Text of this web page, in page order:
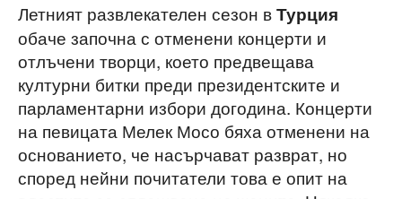
Летният развлекателен сезон вТурция
обаче започна с отменени концерти и
отлъчени творци, което предвещава
културни битки преди президентските и
парламентарни избори догодина. Концерти
на певицата Мелек Мосо бяха отменени на
основанието, че насърчават разврат, но
според нейни почитатели това е опит на